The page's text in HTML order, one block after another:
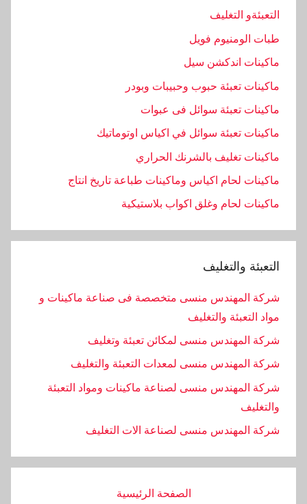
التعبئةو التغليف
طبات الومنيوم فويل
ماكينات اندكشن سيل
ماكينات تعبئة حبوب وحبيبات وبودر
ماكينات تعبئة سوائل فى عبوات
ماكينات تعبئة سوائل في اكياس اوتوماتيك
ماكينات تغليف بالشرنك الحراري
ماكينات لحام اكياس وماكينات طباعة تاريخ انتاج
ماكينات لحام وغلق اكواب بلاستيكية
التعبئة والتغليف
شركة المهندس منسى متخصصة فى صناعة ماكينات و
مواد التعبئة والتغليف
شركة المهندس منسى لمكائن تعبئة وتغليف
شركة المهندس منسى لمعدات التعبئة والتغليف
شركة المهندس منسى لصناعة ماكينات ومواد التعبئة
والتغليف
‏شركة المهندس منسى لصناعة الات التغليف
الصفحة الرئيسية